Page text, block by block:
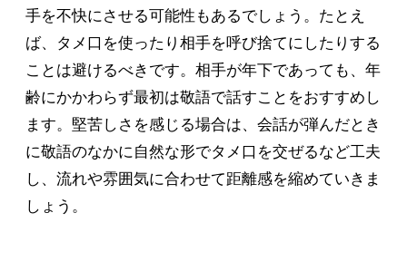
手を不快にさせる可能性もあるでしょう。たとえ
ば、タメ口を使ったり相手を呼び捨てにしたりする
ことは避けるべきです。相手が年下であっても、年
齢にかかわらず最初は敬語で話すことをおすすめし
ます。堅苦しさを感じる場合は、会話が弾んだとき
に敬語のなかに自然な形でタメ口を交ぜるなど工夫
し、流れや雰囲気に合わせて距離感を縮めていきま
しょう。